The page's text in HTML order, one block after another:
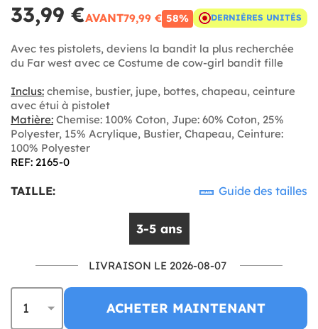
33,99 €AVANT79,99 € 58% DERNIÈRES UNITÉS
Avec tes pistolets, deviens la bandit la plus recherchée
du Far west avec ce Costume de cow-girl bandit fille
Inclus: chemise, bustier, jupe, bottes, chapeau, ceinture
avec étui à pistolet
Matière: Chemise: 100% Coton, Jupe: 60% Coton, 25%
Polyester, 15% Acrylique, Bustier, Chapeau, Ceinture:
100% Polyester
REF: 2165-0
TAILLE: Guide des tailles
3-5 ans
LIVRAISON LE 2026-08-07
ACHETER MAINTENANT